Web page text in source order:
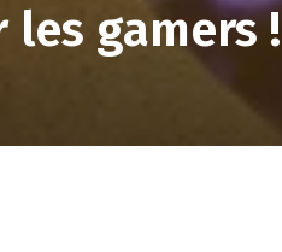
gamers !